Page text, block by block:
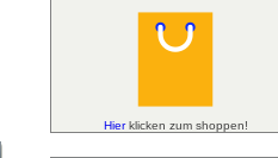
Hierklicken zum shoppen!